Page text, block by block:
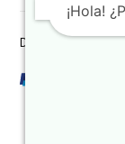
Derechos
¡Hola!